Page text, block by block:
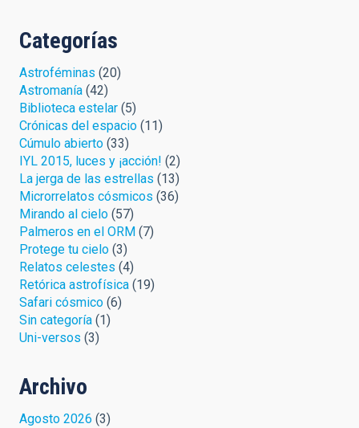
Categorías
Astroféminas (20)
Astromanía (42)
Biblioteca estelar (5)
Crónicas del espacio (11)
Cúmulo abierto (33)
IYL 2015, luces y ¡acción! (2)
La jerga de las estrellas (13)
Microrrelatos cósmicos (36)
Mirando al cielo (57)
Palmeros en el ORM (7)
Protege tu cielo (3)
Relatos celestes (4)
Retórica astrofísica (19)
Safari cósmico (6)
Sin categoría (1)
Uni-versos (3)
Archivo
Agosto 2026 (3)